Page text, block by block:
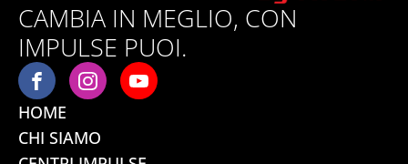
CAMBIA IN MEGLIO, CON
IMPULSE PUOI.
HOME
CHI SIAMO